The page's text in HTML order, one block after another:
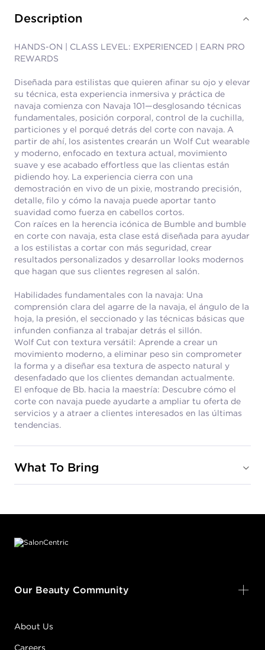
Description
HANDS-ON | CLASS LEVEL: EXPERIENCED | EARN PRO
REWARDS
Diseñada para estilistas que quieren afinar su ojo y elevar
su técnica, esta experiencia inmersiva y práctica de
navaja comienza con Navaja 101—desglosando técnicas
fundamentales, posición corporal, control de la cuchilla,
particiones y el porqué detrás del corte con navaja. A
partir de ahí, los asistentes crearán un Wolf Cut wearable
y moderno, enfocado en textura actual, movimiento
suave y ese acabado effortless que las clientas están
pidiendo hoy. La experiencia cierra con una
demostración en vivo de un pixie, mostrando precisión,
detalle, filo y cómo la navaja puede aportar tanto
suavidad como fuerza en cabellos cortos.
Con raíces en la herencia icónica de Bumble and bumble
en corte con navaja, esta clase está diseñada para ayudar
a los estilistas a cortar con más seguridad, crear
resultados personalizados y desarrollar looks modernos
que hagan que sus clientes regresen al salón.
Habilidades fundamentales con la navaja: Una
comprensión clara del agarre de la navaja, el ángulo de la
hoja, la presión, el seccionado y las técnicas básicas que
infunden confianza al trabajar detrás el sillón.
Wolf Cut con textura versátil: Aprende a crear un
movimiento moderno, a eliminar peso sin comprometer
la forma y a diseñar esa textura de aspecto natural y
desenfadado que los clientes demandan actualmente.
El enfoque de Bb. hacia la maestría: Descubre cómo el
corte con navaja puede ayudarte a ampliar tu oferta de
servicios y a atraer a clientes interesados ​​en las últimas
tendencias.
What To Bring
Our Beauty Community
About Us
Careers